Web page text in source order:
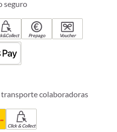
seguro
Prepago Voucher
colaboradoras
Click & Collect